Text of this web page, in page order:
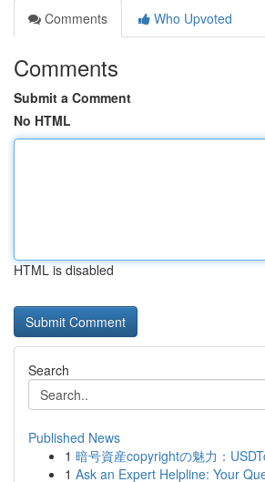
Comments
Who Upvoted
Comments
Submit a Comment
No HTML
HTML is disabled
Search
Published News
1 暗号資産copyrightの魅力：
1 Ask an Expert Helpline: Your